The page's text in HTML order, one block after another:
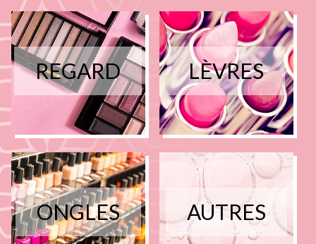
REGARD LÈVRES
ONGLES AUTRES